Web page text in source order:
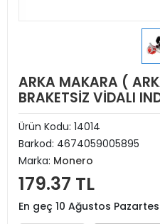
ARKA MAKARA (
BRAKETSİZ VİDALI
Ürün Kodu: 14014
Barkod: 4674059005895
Marka: Monero
179.37 TL
En geç 10 Ağustos